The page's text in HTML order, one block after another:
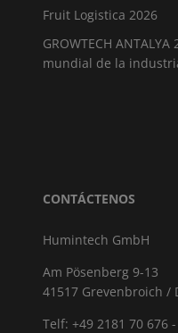
Fruit Logistica 2026
GROWTECH
mundial de la
CONTÁCTENOS
Humintech GmbH
Am Pösenberg 9-13
41517 Grevenbroich /
Telf: +49 2181 70 676